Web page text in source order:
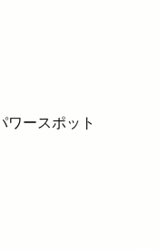
ワースポット